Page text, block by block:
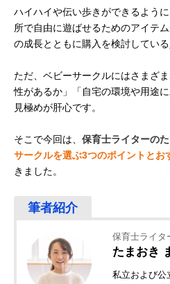
ハイハイや伝い歩きができるよう
所で自由に遊ばせるためのアイテ
の成長とともに購入を検討してい
ただ、ベビーサークルにはさまざ
性があるか」「自宅の環境や用途
見極めが肝心です。
そこで今回は、 保育士ライターの
サークルを選ぶ3つのポイントとお
きました。
保育士ライタ
たまおき
私立および公